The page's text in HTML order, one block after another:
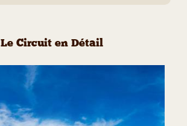
Le Circuit en Détail